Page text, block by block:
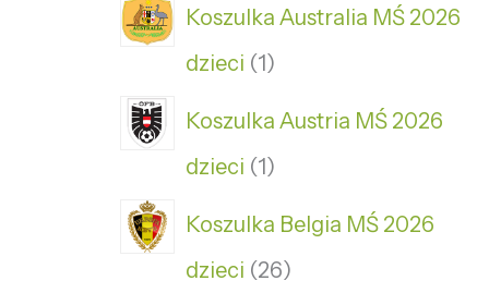
Koszulka Australia MŚ 2026
dzieci 1
Koszulka Austria MŚ 2026
dzieci 1
Koszulka Belgia MŚ 2026
dzieci 26